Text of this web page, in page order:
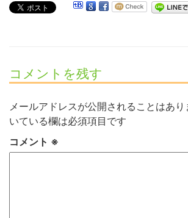
コメントを残す
メールアドレスが公開されることはあり
いている欄は必須項目です
コメント ※